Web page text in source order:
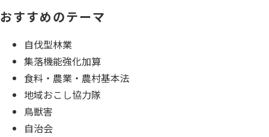
おすすめのテーマ
自伐型林業
集落機能強化加算
食料・農業・農村基本法
地域おこし協力隊
鳥獣害
自治会